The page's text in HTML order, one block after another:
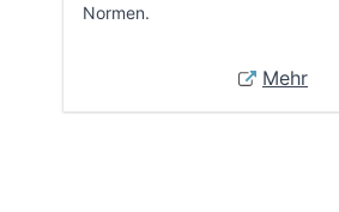
Normen.
Mehr